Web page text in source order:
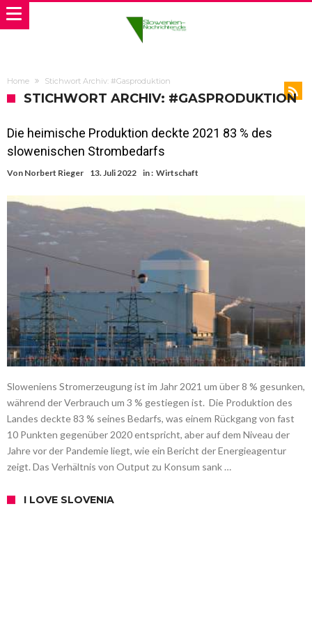
Home Stichwort Archiv: #Gasproduktion
STICHWORT ARCHIV: #GASPRODUKTION
Die heimische Produktion deckte 2021 83 % des
slowenischen Strombedarfs
Von Norbert Rieger 13. Juli 2022 in : Wirtschaft
Sloweniens Stromerzeugung ist im Jahr 2021 um über 8 % gesunken,
während der Verbrauch um 3 % gestiegen ist. Die Produktion des
Landes deckte 83 % seines Bedarfs, was einem Rückgang von fast
10 Punkten gegenüber 2020 entspricht, aber auf dem Niveau der
Jahre vor der Pandemie liegt, wie ein Bericht der Energieagentur
zeigt. Das Verhältnis von Output zu Konsum sank …
I LOVE SLOVENIA